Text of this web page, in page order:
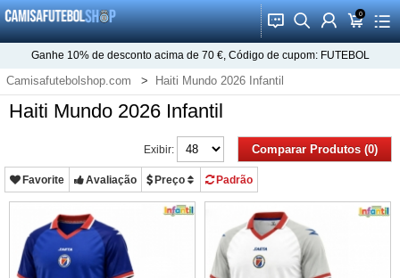
󰂱 󰂨 󰃳 0
󰃦 󰃖
Ganhe 10%de desconto acima de 70 €, Código de cupom: FUTEBOL
Camisafutebolshop.com Haiti Mundo 2026 Infantil
Haiti Mundo 2026 Infantil
Comparar Produtos (0)
Exibir:
Favorite Avaliação Preço Padrão